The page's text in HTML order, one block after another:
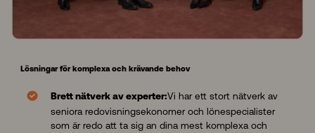
Lösningar för komplexa och krävande behov
Brett nätverk av experter:Vi har ett stort nätverk av
seniora redovisningsekonomer och lönespecialister
som är redo att ta sig an dina mest komplexa och